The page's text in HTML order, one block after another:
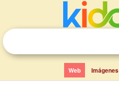
Web Imágenes